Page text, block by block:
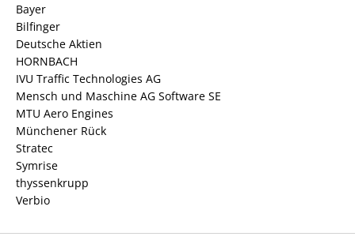
Bayer
Bilfinger
Deutsche Aktien
HORNBACH
IVU Traffic Technologies AG
Mensch und Maschine AG Software SE
MTU Aero Engines
Münchener Rück
Stratec
Symrise
thyssenkrupp
Verbio